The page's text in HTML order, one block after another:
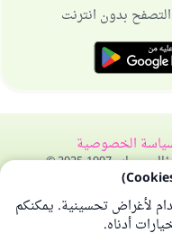
بدون انترنت
الخصوصية
1997-2025 ©
لأغراض تحسينية. يمكنكم
أدناه.